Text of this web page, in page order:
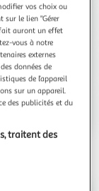
?
?
carte
vos choix ou
sur le lien "Gérer
fait auront un effet
vous à notre
externes
données de
de l’appareil
sur un appareil.
des publicités et du
traitent des